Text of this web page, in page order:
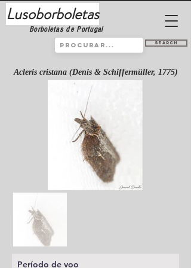
Lusoborboletas
Borboletas de Portugal
Search
Acleris cristana (Denis & Schiffermüller, 1775)
Período de voo